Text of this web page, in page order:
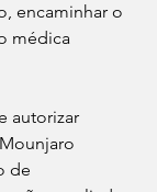
encaminhar o
médica
autorizar
de